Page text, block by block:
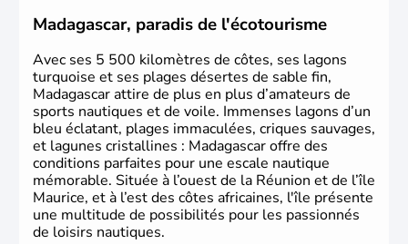
Madagascar, paradis de l'écotourisme
Avec ses 5 500 kilomètres de côtes, ses lagons
turquoise et ses plages désertes de sable fin,
Madagascar attire de plus en plus d’amateurs de
sports nautiques et de voile. Immenses lagons d’un
bleu éclatant, plages immaculées, criques sauvages,
et lagunes cristallines : Madagascar offre des
conditions parfaites pour une escale nautique
mémorable. Située à l’ouest de la Réunion et de l’île
Maurice, et à l’est des côtes africaines, l'île présente
une multitude de possibilités pour les passionnés
de loisirs nautiques.